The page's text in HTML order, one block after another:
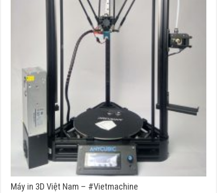
Máy in 3D Việt Nam – #Vietmachine